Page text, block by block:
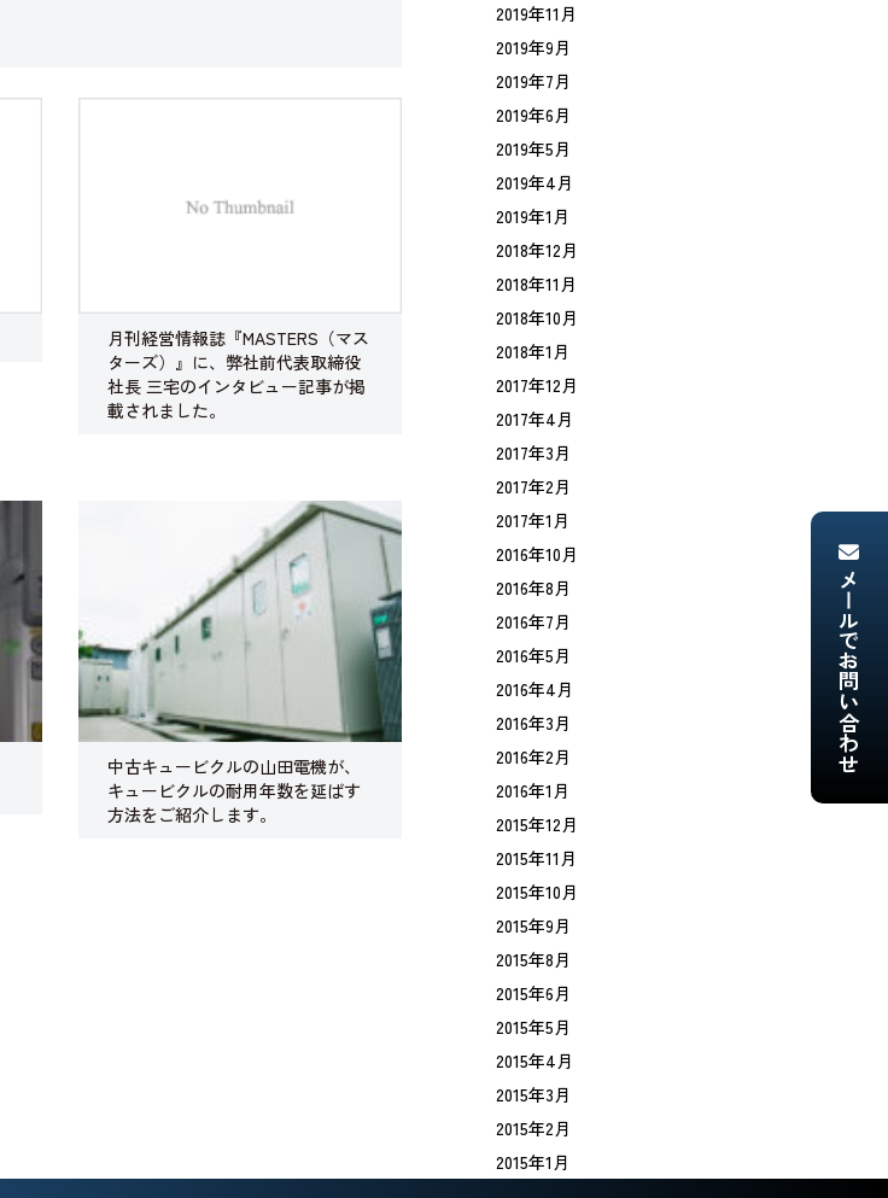
メールでお問い合わせ
月刊経営情報誌『MASTERS（マス
ターズ）』に、弊社前代表取締役
社長 三宅のインタビュー記事が掲
載されました。
中古キュービクルの山田電機が、
キュービクルの耐用年数を延ばす
方法をご紹介します。
2019年11月
2019年9月
2019年7月
2019年6月
2019年5月
2019年4月
2019年1月
2018年12月
2018年11月
2018年10月
2018年1月
2017年12月
2017年4月
2017年3月
2017年2月
2017年1月
2016年10月
2016年8月
2016年7月
2016年5月
2016年4月
2016年3月
2016年2月
2016年1月
2015年12月
2015年11月
2015年10月
2015年9月
2015年8月
2015年6月
2015年5月
2015年4月
2015年3月
2015年2月
2015年1月